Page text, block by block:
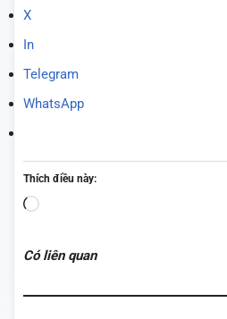
X
In
Telegram
WhatsApp
Thích điều này:
Đang
Có liên quan